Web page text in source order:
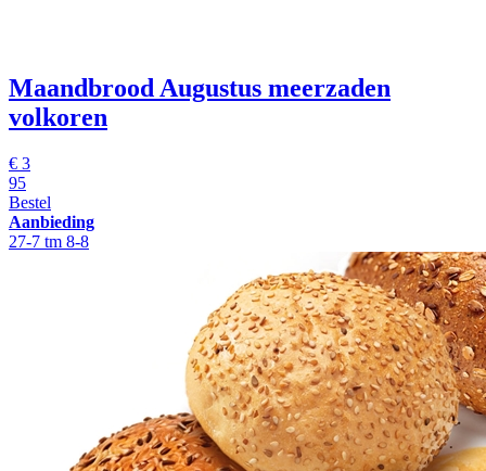
Maandbrood Augustus meerzaden
volkoren
€ 3
95
Bestel
Aanbieding
27-7 tm 8-8